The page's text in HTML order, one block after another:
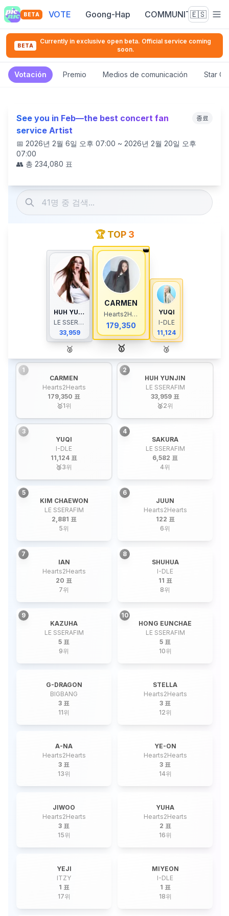
BETA VOTE Goong-Hap COMMUNITY🇪🇸
BETA
Currently in exclusive open beta. Official service coming
soon.
Votación Premio Medios de comunicación Star
See you in Feb—the best concert fan
service Artist
종료
📅 2026년 2월 6일 오후 07:00 ~ 2026년 2월 20일 오후
07:00
👥 총 234,080 표
🏆 TOP 3
HUH YUNJIN
LE SSERAFIM
33,959
🥈
👑
CARMEN
Hearts2Hearts
179,350
🥇
YUQI
I-DLE
11,124
🥉
1
CARMEN
Hearts2Hearts
179,350 표
🥇1위
2
HUH YUNJIN
LE SSERAFIM
33,959 표
🥈2위
3
YUQI
I-DLE
11,124 표
🥉3위
4
SAKURA
LE SSERAFIM
6,582 표
4위
5
KIM CHAEWON
LE SSERAFIM
2,881 표
5위
6
JUUN
Hearts2Hearts
122 표
6위
7
IAN
Hearts2Hearts
20 표
7위
8
SHUHUA
I-DLE
11 표
8위
9
KAZUHA
LE SSERAFIM
5 표
9위
10
HONG EUNCHAE
LE SSERAFIM
5 표
10위
G-DRAGON
BIGBANG
3 표
11위
STELLA
Hearts2Hearts
3 표
12위
A-NA
Hearts2Hearts
3 표
13위
YE-ON
Hearts2Hearts
3 표
14위
JIWOO
Hearts2Hearts
3 표
15위
YUHA
Hearts2Hearts
2 표
16위
YEJI
ITZY
1 표
17위
MIYEON
I-DLE
1 표
18위